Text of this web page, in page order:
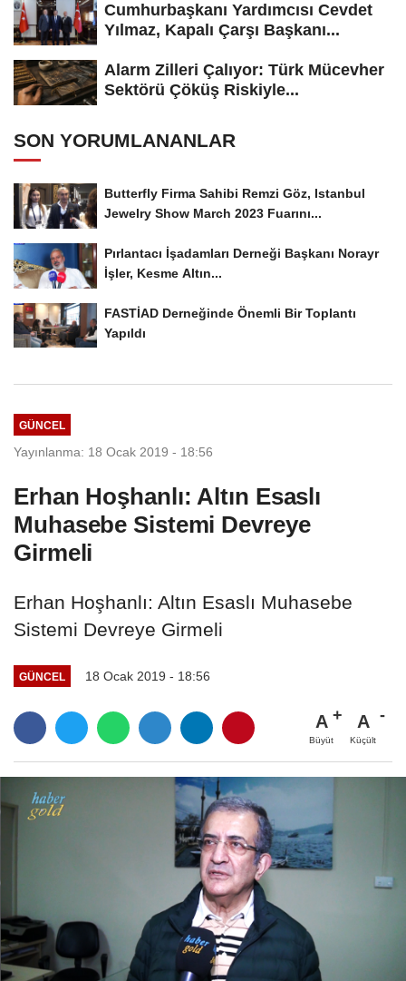
Cumhurbaşkanı Yardımcısı Cevdet
Yılmaz, Kapalı Çarşı Başkanı...
Alarm Zilleri Çalıyor: Türk Mücevher
Sektörü Çöküş Riskiyle...
SON YORUMLANANLAR
Butterfly Firma Sahibi Remzi Göz, Istanbul
Jewelry Show March 2023 Fuarını...
Pırlantacı İşadamları Derneği Başkanı Norayr
İşler, Kesme Altın...
FASTİAD Derneğinde Önemli Bir Toplantı
Yapıldı
GÜNCEL
Yayınlanma: 18 Ocak 2019 - 18:56
Erhan Hoşhanlı: Altın Esaslı
Muhasebe Sistemi Devreye
Girmeli
Erhan Hoşhanlı: Altın Esaslı Muhasebe
Sistemi Devreye Girmeli
GÜNCEL 18 Ocak 2019 - 18:56
A
Büyüt
A
Küçült